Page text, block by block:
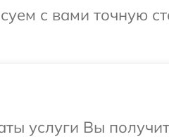
с вами точную
услуги Вы